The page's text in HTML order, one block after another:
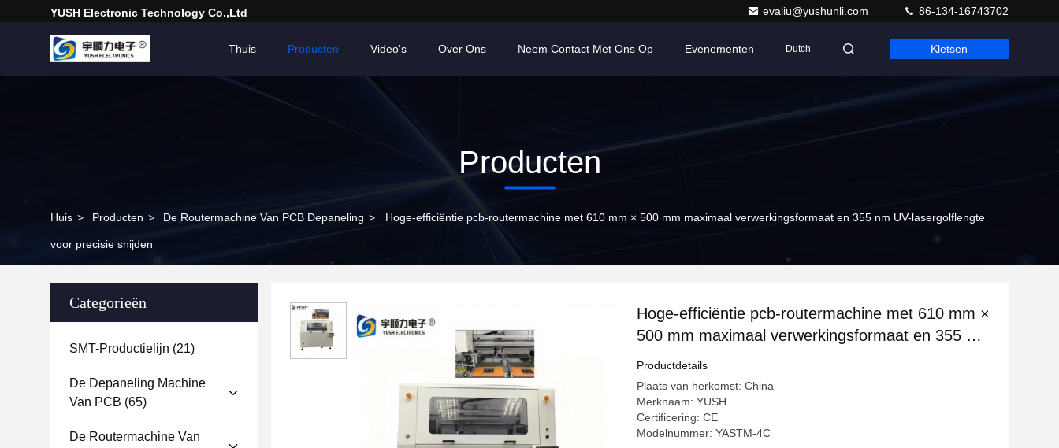
YUSH Electronic Technology Co.,Ltd evaliu@yushunli.com 86-134-16743702
Thuis Producten Video's Over Ons Neem Contact Met Ons Op Evenementen Dutch Kletsen
Producten
Huis > Producten > De Routermachine Van PCB Depaneling > Hoge-efficiëntie pcb-routermachine met 610 mm × 500 mm maximaal verwerkingsformaat en 355 nm UV-lasergolflengte
voor precisie snijden
Categorieën
SMT-Productielijn (21)
De Depaneling Machine
Van PCB (65)
De Routermachine Van
Hoge-efficiëntie pcb-routermachine met 610 mm ×
500 mm maximaal verwerkingsformaat en 355 nm
UV-lasergolflengte voor precisie snijden
Productdetails
Plaats van herkomst: China
Merknaam: YUSH
Certificering: CE
Modelnummer: YASTM-4C